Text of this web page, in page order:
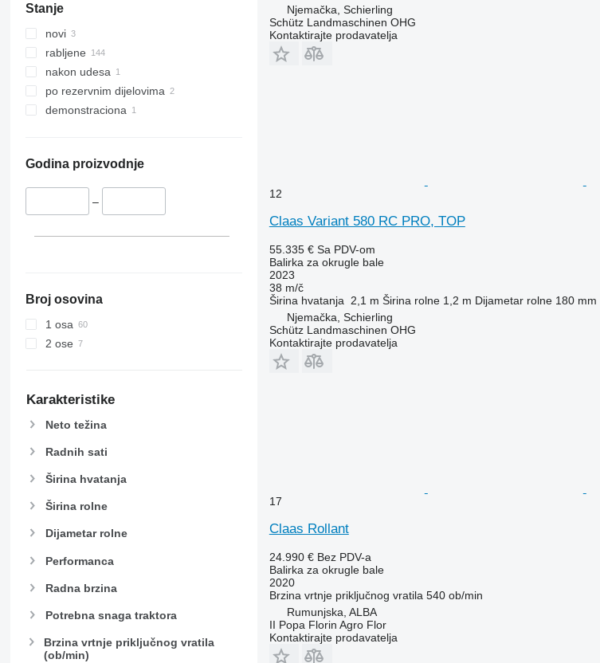
Stanje
novi
rabljene
nakon udesa
po rezervnim dijelovima
demonstraciona
Godina proizvodnje
–
Broj osovina
1 osa
2 ose
Karakteristike
Neto težina
Radnih sati
Širina hvatanja
Širina rolne
Dijametar rolne
Performanca
Radna brzina
Potrebna snaga traktora
Brzina vrtnje priključnog vratila
(ob/min)
Njemačka, Schierling
Schütz Landmaschinen OHG
Kontaktirajte prodavatelja
12
Claas Variant 580 RC PRO, TOP
55.335 € Sa PDV-om
Balirka za okrugle bale
2023
38 m/č
Širina hvatanja
2,1 m Širina rolne 1,2 m Dijametar rolne 180 mm
Njemačka, Schierling
Schütz Landmaschinen OHG
Kontaktirajte prodavatelja
17
Claas Rollant
24.990 € Bez PDV-a
Balirka za okrugle bale
2020
Brzina vrtnje priključnog vratila 540 ob/min
Rumunjska, ALBA
II Popa Florin Agro Flor
Kontaktirajte prodavatelja